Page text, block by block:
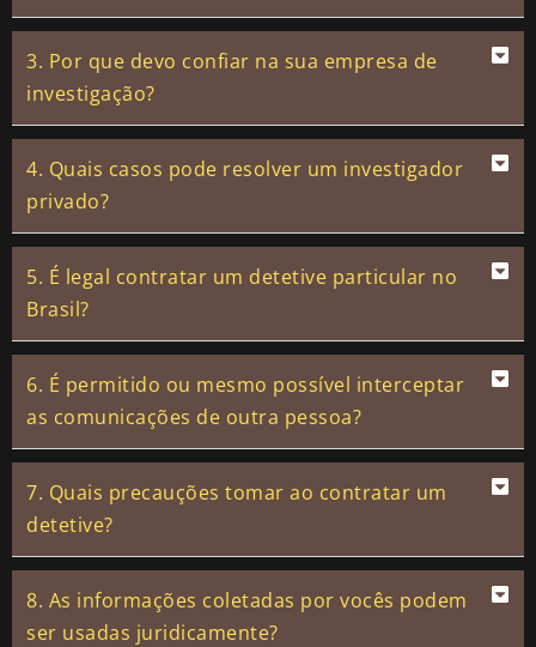
3. Por que devo confiar na sua empresa de
investigação?
4. Quais casos pode resolver um investigador
privado?
5. É legal contratar um detetive particular no
Brasil?
6. É permitido ou mesmo possível interceptar
as comunicações de outra pessoa?
7. Quais precauções tomar ao contratar um
detetive?
8. As informações coletadas por vocês podem
ser usadas juridicamente?